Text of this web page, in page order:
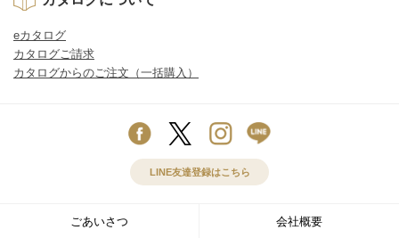
eカタログ
カタログご請求
カタログからのご注文（一括購入）
LINE友達登録はこちら
ごあいさつ 会社概要